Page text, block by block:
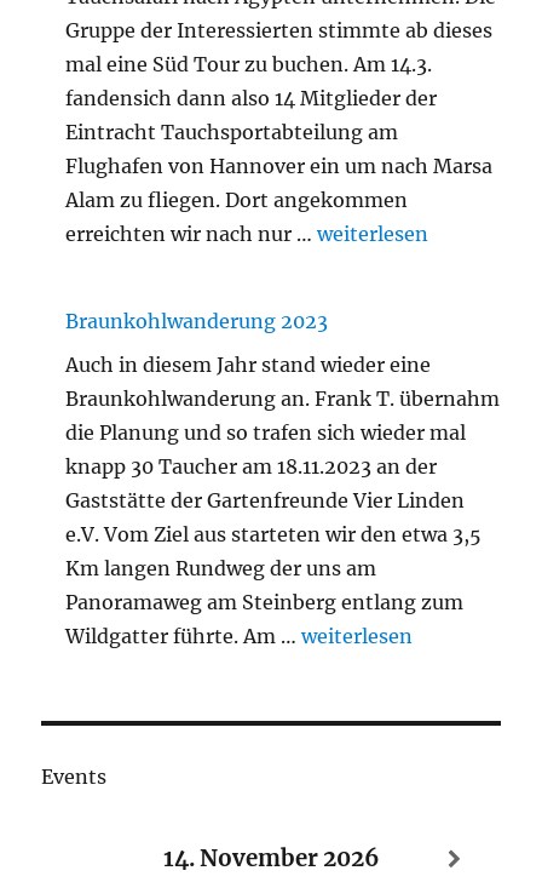
Gruppe der Interessierten stimmte ab dieses
mal eine Süd Tour zu buchen. Am 14.3.
fandensich dann also 14 Mitglieder der
Eintracht Tauchsportabteilung am
Flughafen von Hannover ein um nach Marsa
Alam zu fliegen. Dort angekommen
erreichten wir nach nur …„Ägypten Frühjahr
weiterlesen
Braunkohlwanderung 2023
Auch in diesem Jahr stand wieder eine
Braunkohlwanderung an. Frank T. übernahm
die Planung und so trafen sich wieder mal
knapp 30 Taucher am 18.11.2023 an der
Gaststätte der Gartenfreunde Vier Linden
e.V. Vom Ziel aus starteten wir den etwa 3,5
Km langen Rundweg der uns am
Panoramaweg am Steinberg entlang zum
Wildgatter führte. Am …„Braunkohlwanderung
weiterlesen
Events
14. November 2026